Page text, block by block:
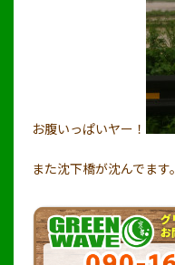
お腹いっぱいヤー！
また沈下橋が沈んでます。